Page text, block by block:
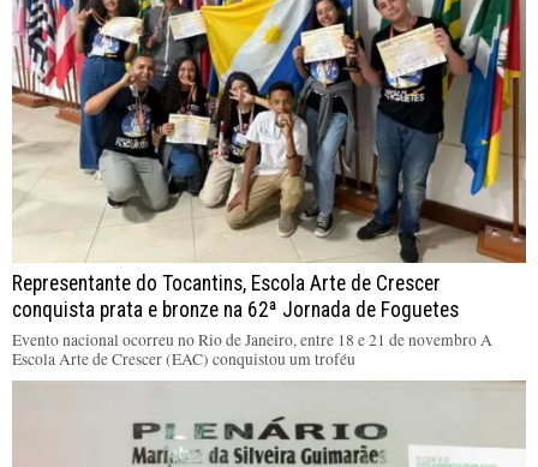
Representante do Tocantins, Escola Arte de Crescer
conquista prata e bronze na 62ª Jornada de Foguetes
Evento nacional ocorreu no Rio de Janeiro, entre 18 e 21 de novembro A
Escola Arte de Crescer (EAC) conquistou um troféu